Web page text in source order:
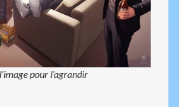
pour l'agrandir